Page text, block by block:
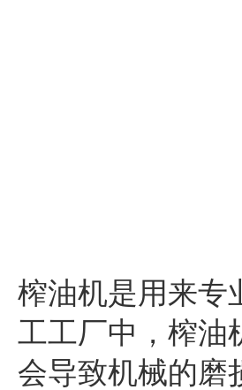
榨油机是用来专
工工厂中，榨油
会导致机械的磨